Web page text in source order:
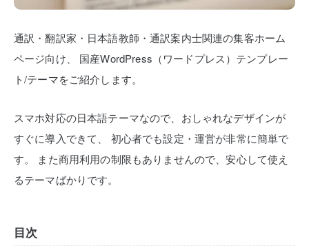
通訳・翻訳家・日本語教師・通訳案内士関連の集客ホーム
ページ向け、
国産WordPress（ワードプレス）テンプレー
ト/テーマをご紹介します。
スマホ対応の日本語テーマなので、おしゃれなデザインが
すぐに導入できて、
初心者でも設定・運営が非常に簡単で
す。
また商用利用の制限もありませんので、安心して使え
るテーマばかりです。
目次